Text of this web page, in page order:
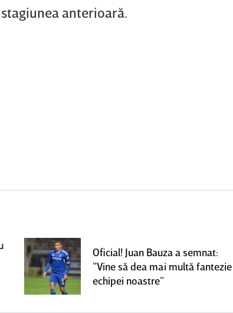
anterioară.
Oficial! Juan Bauza a semnat:
”Vine să dea mai multă fantezie
echipei noastre”